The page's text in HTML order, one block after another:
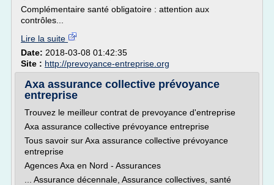
Complémentaire santé obligatoire : attention aux
contrôles...
Lire la suite
Date: 2018-03-08 01:42:35
Site : http://prevoyance-entreprise.org
Axa assurance collective prévoyance
entreprise
Trouvez le meilleur contrat de prevoyance d'entreprise
Axa assurance collective prévoyance entreprise
Tous savoir sur Axa assurance collective prévoyance
entreprise
Agences Axa en Nord - Assurances
... Assurance décennale, Assurance collectives, santé